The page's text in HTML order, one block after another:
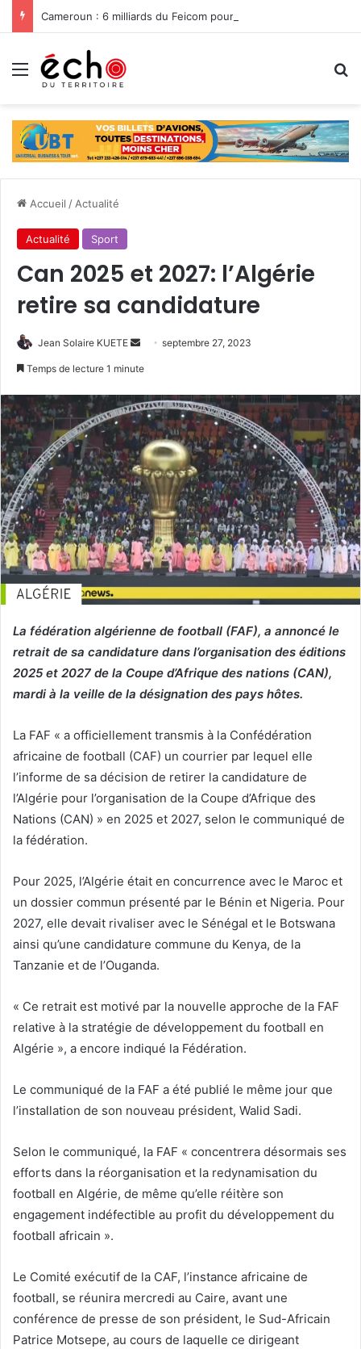
Menu
Accueil / Actualité
Actualité Sport
Can 2025 et 2027: l’Algérie
retire sa candidature
Jean Solaire KUETE
o
e
r
u
n
c
o
u
r
e
l
septembre 27, 2023
Temps de lecture 1 minute
La fédération algérienne de football (FAF), a annoncé le
retrait de sa candidature dans l’organisation des éditions
2025 et 2027 de la Coupe d’Afrique des nations (CAN),
mardi à la veille de la désignation des pays hôtes.
La FAF « a officiellement transmis à la Confédération
africaine de football (CAF) un courrier par lequel elle
l’informe de sa décision de retirer la candidature de
l’Algérie pour l’organisation de la Coupe d’Afrique des
Nations (CAN) » en 2025 et 2027, selon le communiqué de
la fédération.
Pour 2025, l’Algérie était en concurrence avec le Maroc et
un dossier commun présenté par le Bénin et Nigeria. Pour
2027, elle devait rivaliser avec le Sénégal et le Botswana
ainsi qu’une candidature commune du Kenya, de la
Tanzanie et de l’Ouganda.
« Ce retrait est motivé par la nouvelle approche de la FAF
relative à la stratégie de développement du football en
Algérie », a encore indiqué la Fédération.
Le communiqué de la FAF a été publié le même jour que
l’installation de son nouveau président, Walid Sadi.
Selon le communiqué, la FAF « concentrera désormais ses
efforts dans la réorganisation et la redynamisation du
football en Algérie, de même qu’elle réitère son
engagement indéfectible au profit du développement du
football africain ».
Le Comité exécutif de la CAF, l’instance africaine de
football, se réunira mercredi au Caire, avant une
conférence de presse de son président, le Sud-Africain
Patrice Motsepe, au cours de laquelle ce dirigeant